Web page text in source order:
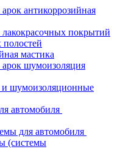
антикоррозийная
лакокрасочных покрытий
мастика
шумоизоляция
шумоизоляционные
автомобиля
для автомобиля
(системы